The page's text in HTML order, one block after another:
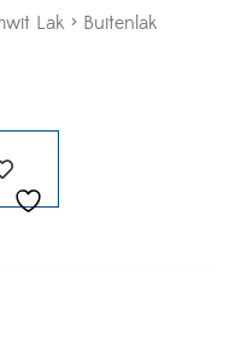
Lak > Buitenlak